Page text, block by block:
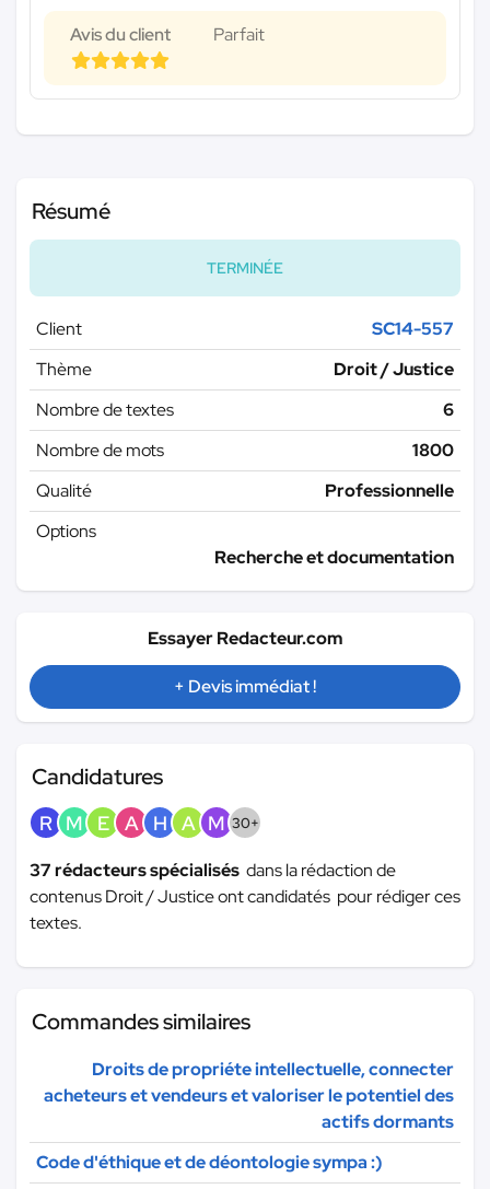
Avis du client Parfait
Résumé
TERMINÉE
Client
SC14-557
Thème
Droit / Justice
Nombre de textes
6
Nombre de mots
1800
Qualité
Professionnelle
Options
Recherche et documentation
Essayer Redacteur.com
+ Devis immédiat !
Candidatures
R M E A H A M 30+
37 rédacteurs spécialisés dans la rédaction de
contenus Droit / Justice ont candidatés pour rédiger ces
textes.
Commandes similaires
Droits de propriéte intellectuelle, connecter
acheteurs et vendeurs et valoriser le potentiel des
actifs dormants
Code d'éthique et de déontologie sympa :)